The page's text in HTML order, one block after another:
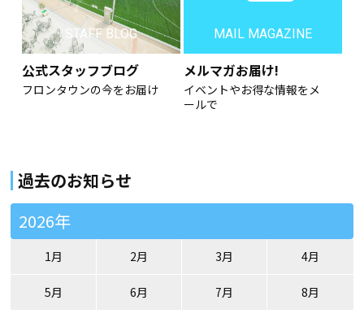
STAFF BLOG
公式スタッフブログ
フロンタウンの今をお届け
MAIL MAGAZINE
メルマガお届け!
イベントやお得な情報をメ
ールで
過去のお知らせ
2026年
1月 2月 3月 4月
5月 6月 7月 8月